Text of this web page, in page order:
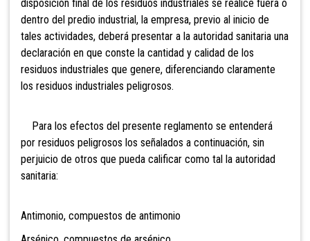
disposición final de los residuos industriales se realice fuera o
dentro del predio industrial, la empresa, previo al inicio de
tales actividades, deberá presentar a la autoridad sanitaria una
declaración en que conste la cantidad y calidad de los
residuos industriales que genere, diferenciando claramente
los residuos industriales peligrosos.
Para los efectos del presente reglamento se entenderá
por residuos peligrosos los señalados a continuación, sin
perjuicio de otros que pueda calificar como tal la autoridad
sanitaria:
Antimonio, compuestos de antimonio